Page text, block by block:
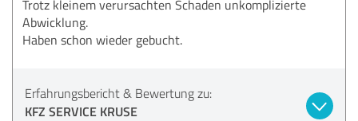
Trotz kleinem verursachten Schaden unkomplizierte
Abwicklung.
Haben schon wieder gebucht.
Erfahrungsbericht & Bewertung zu:
KFZ SERVICE KRUSE